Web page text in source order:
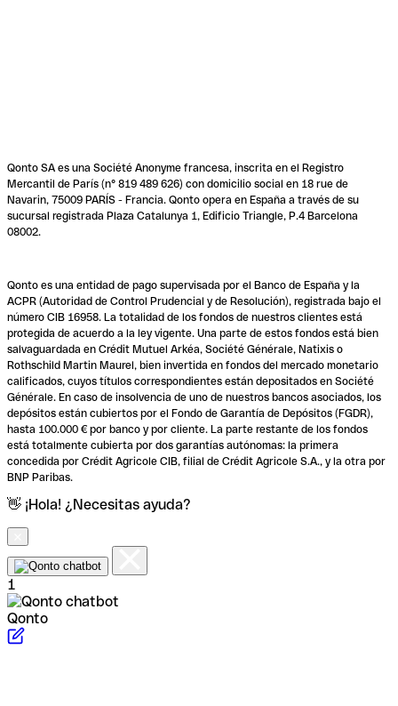
Qonto SA es una Société Anonyme francesa, inscrita en el Registro
Mercantil de París (n° 819 489 626) con domicilio social en 18 rue de
Navarin, 75009 PARÍS - Francia. Qonto opera en España a través de su
sucursal registrada Plaza Catalunya 1, Edificio Triangle, P.4 Barcelona
08002.
Qonto es una entidad de pago supervisada por el Banco de España y la
ACPR (Autoridad de Control Prudencial y de Resolución), registrada bajo el
número CIB 16958. La totalidad de los fondos de nuestros clientes está
protegida de acuerdo a la ley vigente. Una parte de estos fondos está bien
salvaguardada en Crédit Mutuel Arkéa, Société Générale, Natixis o
Rothschild Martin Maurel, bien invertida en fondos del mercado monetario
calificados, cuyos títulos correspondientes están depositados en Société
Générale. En caso de insolvencia de uno de nuestros bancos asociados, los
depósitos están cubiertos por el Fondo de Garantía de Depósitos (FGDR),
hasta 100.000 € por banco y por cliente. La parte restante de los fondos
está totalmente cubierta por dos garantías autónomas: la primera
concedida por Crédit Agricole CIB, filial de Crédit Agricole S.A., y la otra por
BNP Paribas.
👋 ¡Hola! ¿Necesitas ayuda?
1
Qonto